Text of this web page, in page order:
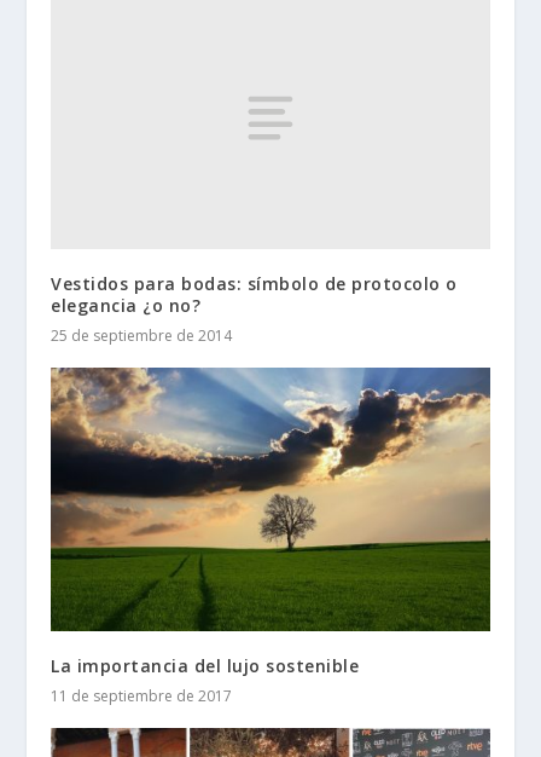
Vestidos para bodas: símbolo de protocolo o
elegancia ¿o no?
25 de septiembre de 2014
La importancia del lujo sostenible
11 de septiembre de 2017